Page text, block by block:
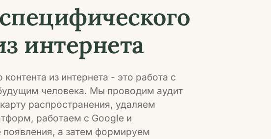
интернета
из интернета - это работа с
человека. Мы проводим аудит
распространения, удаляем
работаем с Google и
а затем формируем